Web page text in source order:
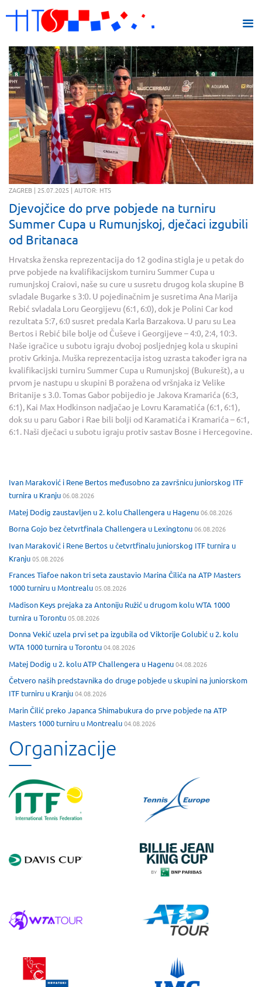
ZAGREB | 25.07.2025 | AUTOR: HTS
Djevojčice do prve pobjede na turniru
Summer Cupa u Rumunjskoj, dječaci izgubili
od Britanaca
Hrvatska ženska reprezentacija do 12 godina stigla je u petak do
prve pobjede na kvalifikacijskom turniru Summer Cupa u
rumunjskoj Craiovi, naše su cure u susretu drugog kola skupine B
svladale Bugarke s 3:0. U pojedinačnim je susretima Ana Marija
Rebić svladala Loru Georgijevu (6:1, 6:0), dok je Polini Car kod
rezultata 5:7, 6:0 susret predala Karla Barzakova. U paru su Lea
Bertos i Rebić bile bolje od Čuševe i Georgijeve – 4:0, 2:4, 10:3.
Naše igračice u subotu igraju dvoboj posljednjeg kola u skupini
protiv Grkinja. Muška reprezentacija istog uzrasta također igra na
kvalifikacijski turniru Summer Cupa u Rumunjskoj (Bukurešt), a u
prvom je nastupu u skupini B poražena od vršnjaka iz Velike
Britanije s 3.0. Tomas Gabor pobijedio je Jakova Kramarića (6:3,
6:1), Kai Max Hodkinson nadjačao je Lovru Karamatića (6:1, 6:1),
dok su u paru Gabor i Rae bili bolji od Karamatića i Kramarića – 6:1,
6:1. Naši dječaci u subotu igraju protiv sastav Bosne i Hercegovine.
Ivan Maraković i Rene Bertos međusobno za završnicu juniorskog ITF
turnira u Kranju06.08.2026
Matej Dodig zaustavljen u 2. kolu Challengera u Hagenu06.08.2026
Borna Gojo bez četvrtfinala Challengera u Lexingtonu06.08.2026
Ivan Maraković i Rene Bertos u četvrtfinalu juniorskog ITF turnira u
Kranju05.08.2026
Frances Tiafoe nakon tri seta zaustavio Marina Čilića na ATP Masters
1000 turniru u Montrealu05.08.2026
Madison Keys prejaka za Antoniju Ružić u drugom kolu WTA 1000
turnira u Torontu05.08.2026
Donna Vekić uzela prvi set pa izgubila od Viktorije Golubić u 2. kolu
WTA 1000 turnira u Torontu04.08.2026
Matej Dodig u 2. kolu ATP Challengera u Hagenu04.08.2026
Četvero naših predstavnika do druge pobjede u skupini na juniorskom
ITF turniru u Kranju04.08.2026
Marin Čilić preko Japanca Shimabukura do prve pobjede na ATP
Masters 1000 turniru u Montrealu04.08.2026
Organizacije